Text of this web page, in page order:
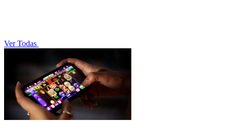
Ver Todas